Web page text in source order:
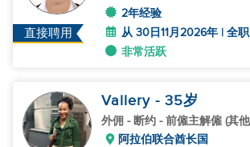
直接聘用
2年经验
从 30日11月2026年 | 全职
非常活跃
Vallery - 35岁
外佣 - 断约 - 前僱主解僱 (其
阿拉伯联合酋长国